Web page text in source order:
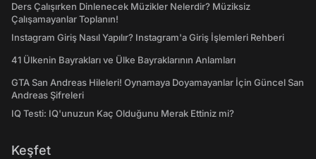
Ders Çalışırken Dinlenecek Müzikler Nelerdir? Müziksiz
Çalışamayanlar Toplanın!
Instagram Giriş Nasıl Yapılır? Instagram'a Giriş İşlemleri Rehberi
41 Ülkenin Bayrakları ve Ülke Bayraklarının Anlamları
GTA San Andreas Hileleri! Oynamaya Doyamayanlar İçin Güncel San
Andreas Şifreleri
IQ Testi: IQ'unuzun Kaç Olduğunu Merak Ettiniz mi?
Keşfet